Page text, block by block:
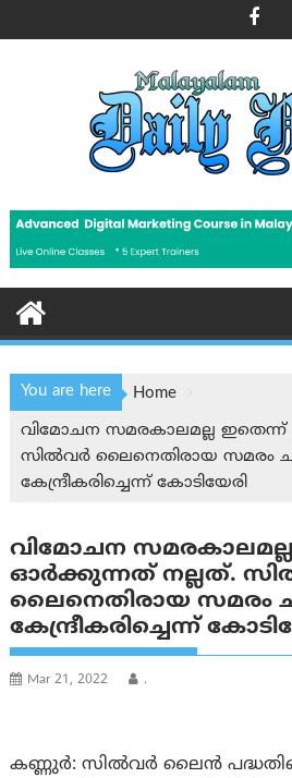
to
You are here
Home
വിമോചന സമരകാലമല്ല
സില്‍വര്‍ ലൈനെതിരായ സമരം
കേന്ദ്രീകരിച്ചെന്ന് കോടിയേരി
വിമോചന
ഓര്‍ക്കുന്നത് നല്ലത്.
ലൈനെതിരായ സമരം
കേന്ദ്രീകരിച്ചെന്ന്
Mar 21, 2022 .
കണ്ണുര്‍: സില്‍വര്‍ ലൈന്‍